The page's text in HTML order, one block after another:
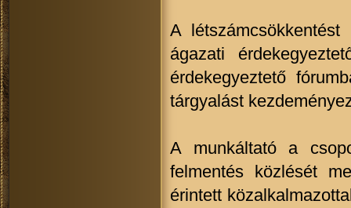
A
ágazati
érdekegyeztető
tárgyalást
A munkáltató a
felmentés közlését
érintett